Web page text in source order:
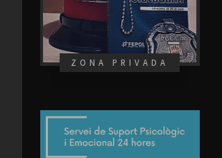
ZONA PRIVADA